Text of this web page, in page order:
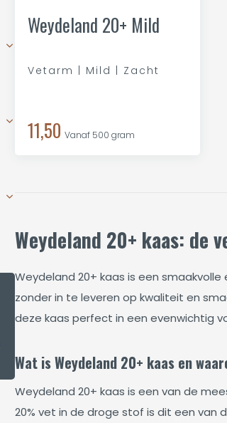
Weydeland 20+ Mild
Vetarm | Mild | Zacht
11,50 Vanaf 500 gram
Weydeland 20+ kaas: de
Weydeland 20+ kaas is een
zonder in te leveren op kwaliteit en
deze kaas perfect in een evenwichtig
Wat is Weydeland 20+ kaas en
Weydeland 20+ kaas is een van de
20% vet in de droge stof is dit een van